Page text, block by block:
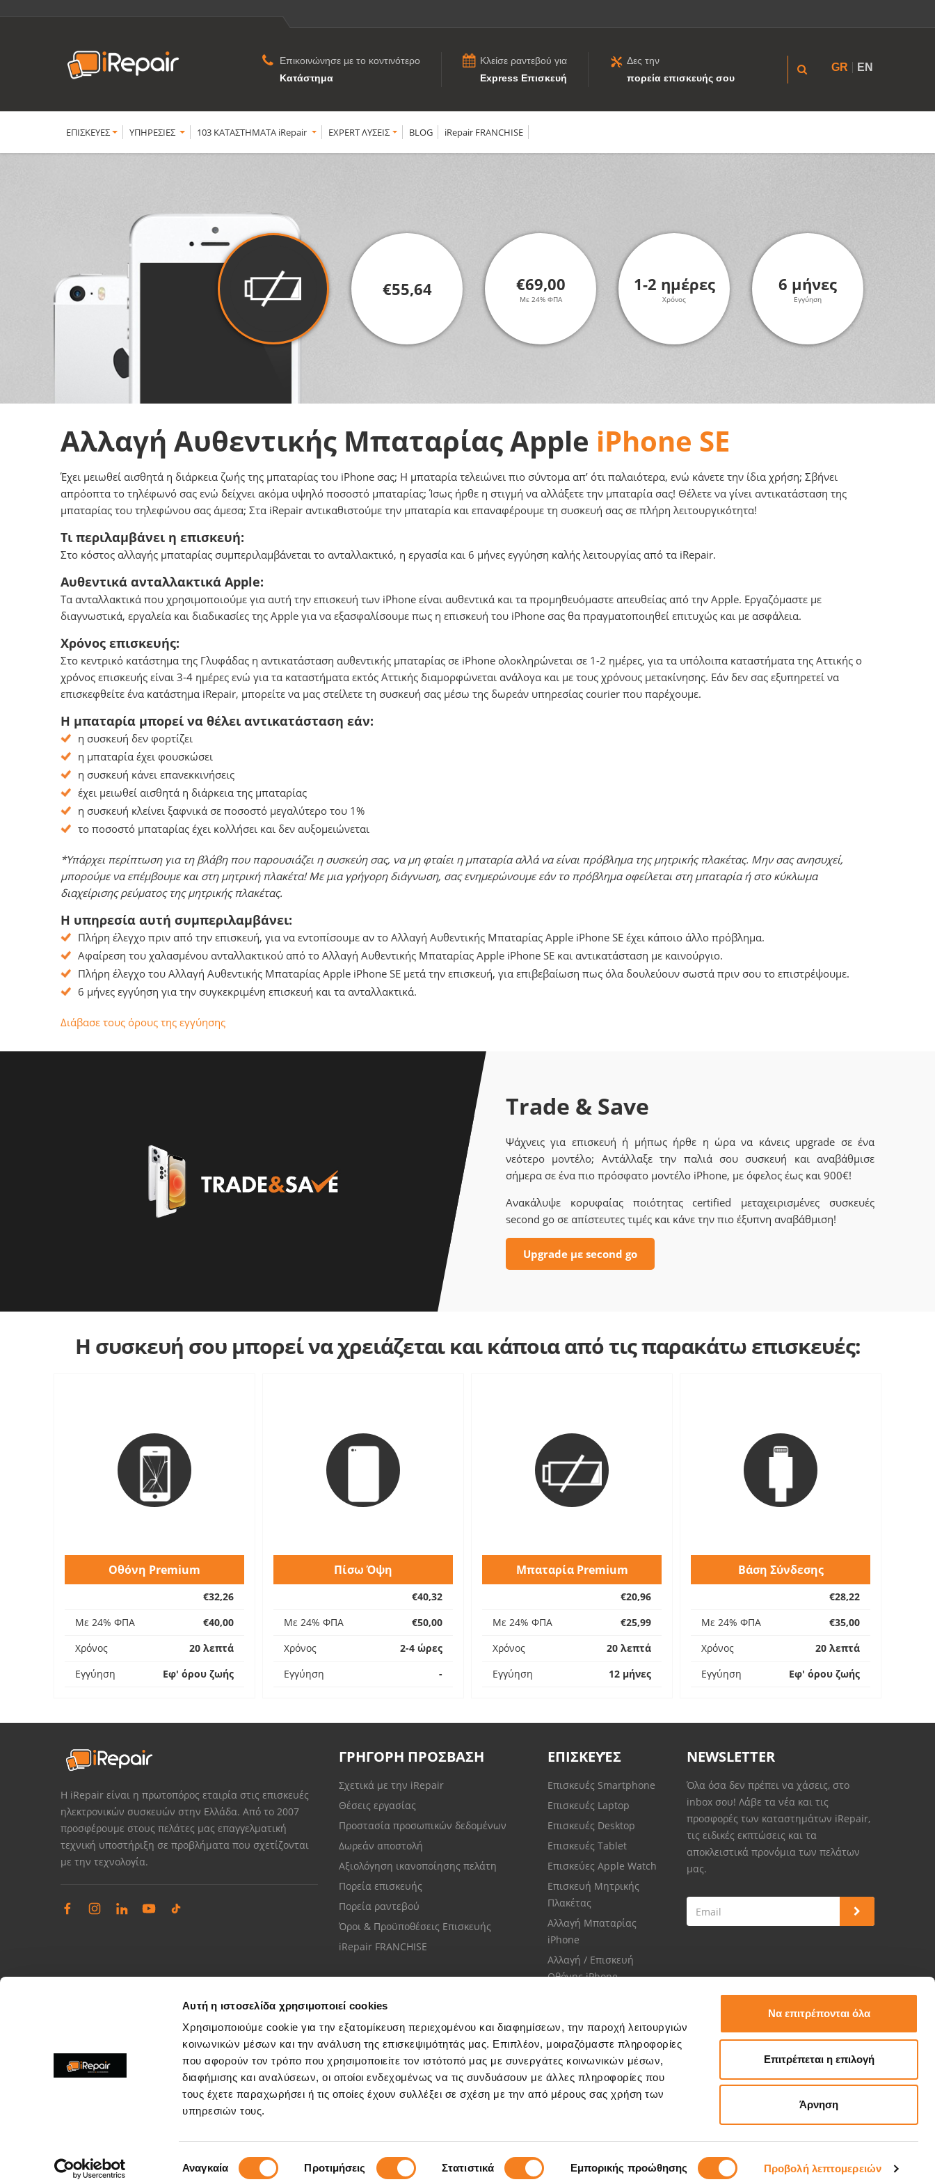
Αυτή η ιστοσελίδα χρησιμοποιεί cookies
Χρησιμοποιούμε cookie για την εξατομίκευση περιεχομένου και διαφημίσεων, την παροχή λειτουργιών
κοινωνικών μέσων και την ανάλυση της επισκεψιμότητάς μας. Επιπλέον, μοιραζόμαστε πληροφορίες
που αφορούν τον τρόπο που χρησιμοποιείτε τον ιστότοπό μας με συνεργάτες κοινωνικών μέσων,
διαφήμισης και αναλύσεων, οι οποίοι ενδεχομένως να τις συνδυάσουν με άλλες πληροφορίες που
τους έχετε παραχωρήσει ή τις οποίες έχουν συλλέξει σε σχέση με την από μέρους σας χρήση των
υπηρεσιών τους.
συγκατάθεσης
Αναγκαία Προτιμήσεις Στατιστικά Εμπορικής προώθησης Προβολή λεπτομερειών
Να επιτρέπονται όλα
Επιτρέπεται η επιλογή
Άρνηση
Επικοινώνησε με το κοντινότερο
Κατάστημα
Κλείσε ραντεβού για
Express Επισκευή
Δες την
πορεία επισκευής σου
GR EN
ΕΠΙΣΚΕΥΕΣ YΠΗΡΕΣΙΕΣ 103 ΚΑΤΑΣΤΗΜΑΤΑ iRepair EXPERT ΛΥΣΕΙΣ BLOG iRepair FRANCHISE
€55,64 €69,00
Με 24% ΦΠΑ
1-2 ημέρες
Χρόνος
6 μήνες
Εγγύηση
Αλλαγή Αυθεντικής Μπαταρίας Apple iPhone SE
Έχει μειωθεί αισθητά η διάρκεια ζωής της μπαταρίας του iPhone σας; H μπαταρία τελειώνει πιο σύντομα απ’ ότι παλαιότερα, ενώ κάνετε την ίδια χρήση; Σβήνει
απρόοπτα το τηλέφωνό σας ενώ δείχνει ακόμα υψηλό ποσοστό μπαταρίας; Ίσως ήρθε η στιγμή να αλλάξετε την μπαταρία σας! Θέλετε να γίνει αντικατάσταση της
μπαταρίας του τηλεφώνου σας άμεσα; Στα iRepair αντικαθιστούμε την μπαταρία και επαναφέρουμε τη συσκευή σας σε πλήρη λειτουργικότητα!
Τι περιλαμβάνει η επισκευή:
Στο κόστος αλλαγής μπαταρίας συμπεριλαμβάνεται το ανταλλακτικό, η εργασία και 6 μήνες εγγύηση καλής λειτουργίας από τα iRepair.
Αυθεντικά ανταλλακτικά Apple:
Tα ανταλλακτικά που χρησιμοποιούμε για αυτή την επισκευή των iPhone είναι αυθεντικά και τα προμηθευόμαστε απευθείας από την Apple. Εργαζόμαστε με
διαγνωστικά, εργαλεία και διαδικασίες της Αpple για να εξασφαλίσουμε πως η επισκευή του iPhone σας θα πραγματοποιηθεί επιτυχώς και με ασφάλεια.
Χρόνος επισκευής:
Στο κεντρικό κατάστημα της Γλυφάδας η αντικατάσταση αυθεντικής μπαταρίας σε iPhone ολοκληρώνεται σε 1-2 ημέρες, για τα υπόλοιπα καταστήματα της Αττικής ο
χρόνος επισκευής είναι 3-4 ημέρες ενώ για τα καταστήματα εκτός Αττικής διαμορφώνεται ανάλογα και με τους χρόνους μετακίνησης. Εάν δεν σας εξυπηρετεί να
επισκεφθείτε ένα κατάστημα iRepair, μπορείτε να μας στείλετε τη συσκευή σας μέσω της δωρεάν υπηρεσίας courier που παρέχουμε.
Η μπαταρία μπορεί να θέλει αντικατάσταση εάν:
η συσκευή δεν φορτίζει
η μπαταρία έχει φουσκώσει
η συσκευή κάνει επανεκκινήσεις
έχει μειωθεί αισθητά η διάρκεια της μπαταρίας
η συσκευή κλείνει ξαφνικά σε ποσοστό μεγαλύτερο του 1%
το ποσοστό μπαταρίας έχει κολλήσει και δεν αυξομειώνεται
*Υπάρχει περίπτωση για τη βλάβη που παρουσιάζει η συσκεύη σας, να μη φταίει η μπαταρία αλλά να είναι πρόβλημα της μητρικής πλακέτας. Μην σας ανησυχεί,
μπορούμε να επέμβουμε και στη μητρική πλακέτα! Με μια γρήγορη διάγνωση, σας ενημερώνουμε εάν το πρόβλημα οφείλεται στη μπαταρία ή στο κύκλωμα
διαχείρισης ρεύματος της μητρικής πλακέτας.
Η υπηρεσία αυτή συμπεριλαμβάνει:
Πλήρη έλεγχο πριν από την επισκευή, για να εντοπίσουμε αν το Αλλαγή Αυθεντικής Μπαταρίας Apple iPhone SE έχει κάποιο άλλο πρόβλημα.
Αφαίρεση του χαλασμένου ανταλλακτικού από το Αλλαγή Αυθεντικής Μπαταρίας Apple iPhone SE και αντικατάσταση με καινούργιο.
Πλήρη έλεγχο του Αλλαγή Αυθεντικής Μπαταρίας Apple iPhone SE μετά την επισκευή, για επιβεβαίωση πως όλα δουλεύουν σωστά πριν σου το επιστρέψουμε.
6 μήνες εγγύηση για την συγκεκριμένη επισκευή και τα ανταλλακτικά.
Διάβασε τους όρους της εγγύησης
Trade & Save
Ψάχνεις για επισκευή ή μήπως ήρθε η ώρα να κάνεις upgrade σε ένα
νεότερο μοντέλο; Αντάλλαξε την παλιά σου συσκευή και αναβάθμισε
σήμερα σε ένα πιο πρόσφατο μοντέλο iPhone, με όφελος έως και 900€!
Ανακάλυψε κορυφαίας ποιότητας certified μεταχειρισμένες συσκευές
second go σε απίστευτες τιμές και κάνε την πιο έξυπνη αναβάθμιση!
Upgrade με second go
Η συσκευή σου μπορεί να χρειάζεται και κάποια από τις παρακάτω επισκευές:
Οθόνη Premium
€32,26
Με 24% ΦΠΑ
€40,00
Χρόνος
20 λεπτά
Εγγύηση
Εφ' όρου ζωής
Πίσω Όψη
€40,32
Με 24% ΦΠΑ
€50,00
Χρόνος
2-4 ώρες
Εγγύηση
-
Μπαταρία Premium
€20,96
Με 24% ΦΠΑ
€25,99
Χρόνος
20 λεπτά
Εγγύηση
12 μήνες
Βάση Σύνδεσης
€28,22
Με 24% ΦΠΑ
€35,00
Χρόνος
20 λεπτά
Εγγύηση
Εφ' όρου ζωής
Η iRepair είναι η πρωτοπόρος εταιρία στις επισκευές
ηλεκτρονικών συσκευών στην Ελλάδα. Από το 2007
προσφέρουμε στους πελάτες μας επαγγελματική
τεχνική υποστήριξη σε προβλήματα που σχετίζονται
με την τεχνολογία.
ΓΡΗΓΟΡΗ ΠΡΟΣΒΑΣΗ
Σχετικά με την iRepair
Θέσεις εργασίας
Προστασία προσωπικών δεδομένων
Δωρεάν αποστολή
Αξιολόγηση ικανοποίησης πελάτη
Πορεία επισκευής
Πορεία ραντεβού
Όροι & Προϋποθέσεις Επισκευής
iRepair FRANCHISE
ΕΠΙΣΚΕΥΈΣ
Επισκευές Smartphone
Επισκευές Laptop
Επισκευές Desktop
Επισκευές Tablet
Επισκεύες Apple Watch
Επισκευή Μητρικής
Πλακέτας
Αλλαγή Μπαταρίας
iPhone
Αλλαγή / Επισκευή
Οθόνης iPhone
NEWSLETTER
Όλα όσα δεν πρέπει να χάσεις, στο
inbox σου! Λάβε τα νέα και τις
προσφορές των καταστημάτων iRepair,
τις ειδικές εκπτώσεις και τα
αποκλειστικά προνόμια των πελάτων
μας.
Διαχείριση παραπόνων
Επίλυση θεμάτων εξυπηρέτησης καταστημάτων
Εξυπηρέτηση πελατών
Μίλησε με το πιο κοντινό σου κατάστημα
Copyright © 2026. All rights reserved by irepair.gr